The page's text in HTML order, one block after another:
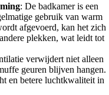
: De badkamer is een
gebruik van warm
afgevoerd, kan het zich
plekken, wat leidt tot
verwijdert niet alleen
geuren blijven hangen.
en betere luchtkwaliteit in